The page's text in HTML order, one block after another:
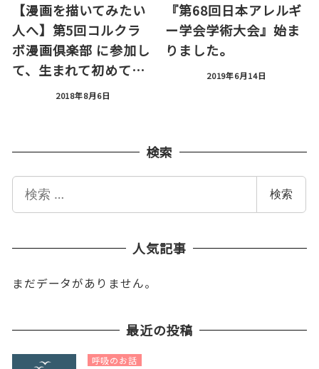
【漫画を描いてみたい
人へ】第5回コルクラ
ボ漫画倶楽部 に参加し
て、生まれて初めて…
2018年8月6日
『第68回日本アレルギ
ー学会学術大会』始ま
りました。
2019年6月14日
検索
索
検索
人気記事
まだデータがありません。
最近の投稿
呼吸のお話